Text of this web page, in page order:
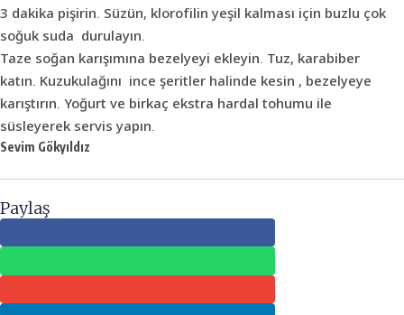
3 dakika pişirin. Süzün, klorofilin yeşil kalması için buzlu çok
soğuk suda durulayın.
Taze soğan karışımına bezelyeyi ekleyin. Tuz, karabiber
katın. Kuzukulağını ince şeritler halinde kesin , bezelyeye
karıştırın. Yoğurt ve birkaç ekstra hardal tohumu ile
süsleyerek servis yapın.
Sevim Gökyıldız
Paylaş